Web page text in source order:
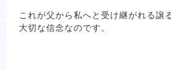
これが父から私へと受け継がれる譲
大切な信念なのです。